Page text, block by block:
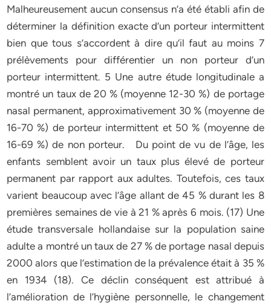
Malheureusement aucun consensus n’a été établi afin de
déterminer la définition exacte d’un porteur intermittent
bien que tous s’accordent à dire qu’il faut au moins 7
prélèvements pour différentier un non porteur d’un
porteur intermittent. 5 Une autre étude longitudinale a
montré un taux de 20 % (moyenne 12-30 %) de portage
nasal permanent, approximativement 30 % (moyenne de
16-70 %) de porteur intermittent et 50 % (moyenne de
16-69 %) de non porteur. Du point de vu de l’âge, les
enfants semblent avoir un taux plus élevé de porteur
permanent par rapport aux adultes. Toutefois, ces taux
varient beaucoup avec l’âge allant de 45 % durant les 8
premières semaines de vie à 21 % après 6 mois. (17) Une
étude transversale hollandaise sur la population saine
adulte a montré un taux de 27 % de portage nasal depuis
2000 alors que l’estimation de la prévalence était à 35 %
en 1934 (18). Ce déclin conséquent est attribué à
l’amélioration de l’hygiène personnelle, le changement